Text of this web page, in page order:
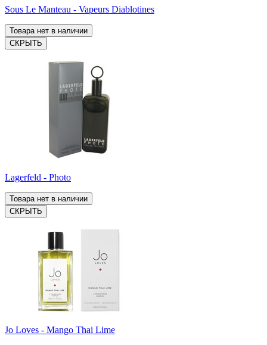
Sous Le Manteau - Vapeurs Diablotines
Товара нет в наличии
СКРЫТЬ
Lagerfeld - Photo
Товара нет в наличии
СКРЫТЬ
Jo Loves - Mango Thai Lime